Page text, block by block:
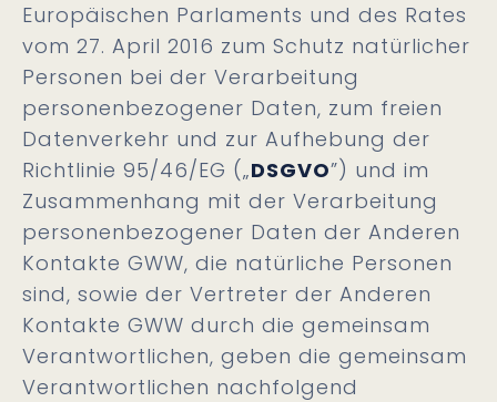
Europäischen Parlaments und des Rates
vom 27. April 2016 zum Schutz natürlicher
Personen bei der Verarbeitung
personenbezogener Daten, zum freien
Datenverkehr und zur Aufhebung der
Richtlinie 95/46/EG („DSGVO”) und im
Zusammenhang mit der Verarbeitung
personenbezogener Daten der Anderen
Kontakte GWW, die natürliche Personen
sind, sowie der Vertreter der Anderen
Kontakte GWW durch die gemeinsam
Verantwortlichen, geben die gemeinsam
Verantwortlichen nachfolgend